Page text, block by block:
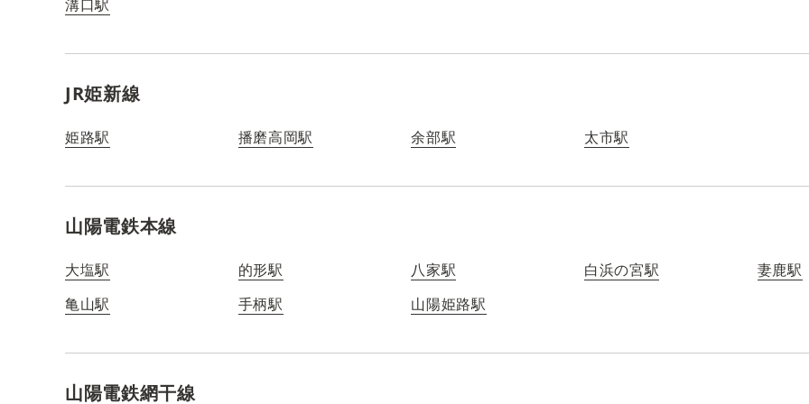
溝口駅
JR姫新線
姫路駅 播磨高岡駅 余部駅 太市駅
山陽電鉄本線
大塩駅 的形駅 八家駅 白浜の宮駅
妻鹿駅
亀山駅
手柄駅 山陽姫路駅
山陽電鉄網干線